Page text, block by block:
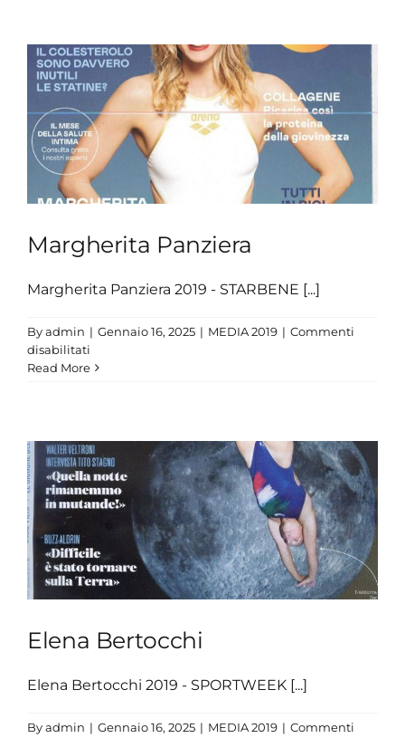
Margherita Panziera
Margherita Panziera 2019 - STARBENE [...]
Byadmin | Gennaio 16, 2025 | MEDIA 2019 | Commenti
disabilitati
Margherita
Read More
Elena Bertocchi
Elena Bertocchi 2019 - SPORTWEEK [...]
Byadmin | Gennaio 16, 2025 | MEDIA 2019 | Commenti